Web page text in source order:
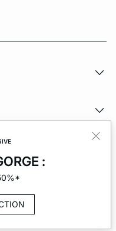
:
Rights reserved.